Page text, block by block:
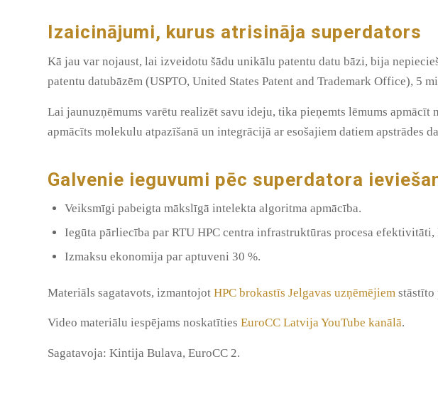
Izaicinājumi, kurus atrisināja superdators
Kā jau var nojaust, lai izveidotu šādu unikālu patentu datu bāzi, bija
patentu datubāzēm (USPTO, United States Patent and Trademark Office),
Lai jaunuzņēmums varētu realizēt savu ideju, tika pieņemts lēmums apmācīt
apmācīts molekulu atpazīšanā un integrācijā ar esošajiem datiem apstrādes
Galvenie ieguvumi pēc superdatora
Veiksmīgi pabeigta mākslīgā intelekta algoritma apmācība.
Iegūta pārliecība par RTU HPC centra infrastruktūras procesa
Izmaksu ekonomija par aptuveni 30 %.
Materiāls sagatavots, izmantojot HPC brokastīs Jelgavas uzņēmējiem stāstīto
Video materiālu iespējams noskatīties EuroCC Latvija YouTube kanālā.
Sagatavoja: Kintija Bulava, EuroCC 2.